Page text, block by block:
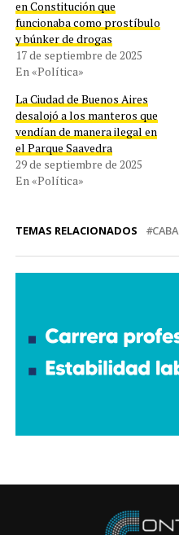
en Constitución que
funcionaba como prostíbulo
y búnker de drogas
17 de septiembre de 2025
En «Política»
La Ciudad de Buenos Aires
desalojó a los manteros que
vendían de manera ilegal en
el Parque Saavedra
29 de septiembre de 2025
En «Política»
TEMAS RELACIONADOS CABA